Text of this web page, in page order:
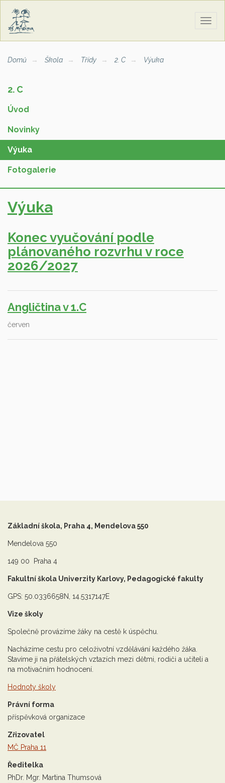
Domů Škola Třídy 2. C Výuka
2. C
Úvod
Novinky
Výuka
Fotogalerie
Výuka
Konec vyučování podle
plánovaného rozvrhu v roce
2026/2027
Angličtina v 1.C
červen
Základní škola, Praha 4, Mendelova 550
Mendelova 550
149 00 Praha 4
Fakultní škola Univerzity Karlovy, Pedagogické fakulty
GPS: 50.0336658N, 14.5317147E
Vize školy
Společně provázíme žáky na cestě k úspěchu.
Nacházíme cestu pro celoživotní vzdělávání každého žáka.
Stavíme ji na přátelských vztazích mezi dětmi, rodiči a učiteli a
na motivačním hodnocení.
Hodnoty školy
Právní forma
příspěvková organizace
Zřizovatel
MČ Praha 11
Ředitelka
PhDr. Mgr. Martina Thumsová